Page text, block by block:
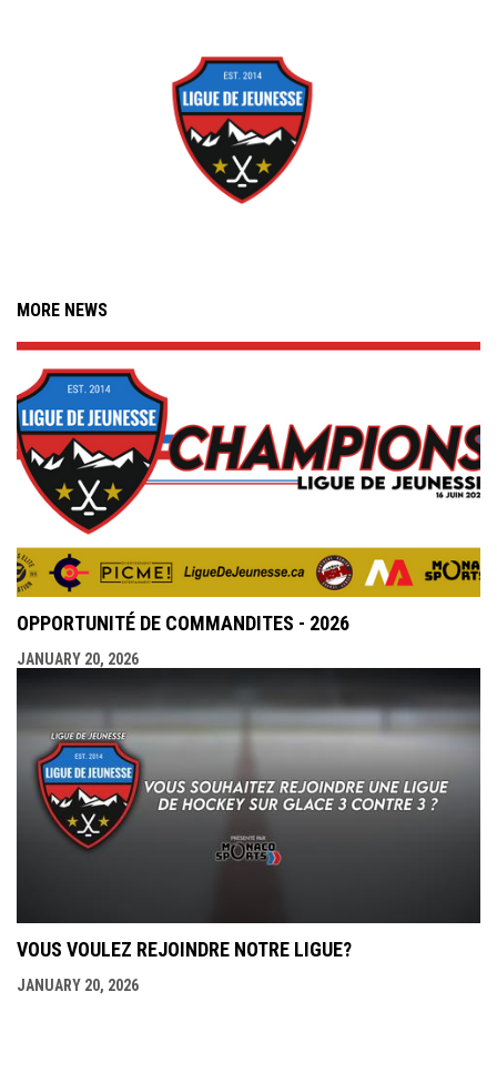
MORE NEWS
OPPORTUNITÉ DE COMMANDITES - 2026
JANUARY 20, 2026
VOUS VOULEZ REJOINDRE NOTRE LIGUE?
JANUARY 20, 2026